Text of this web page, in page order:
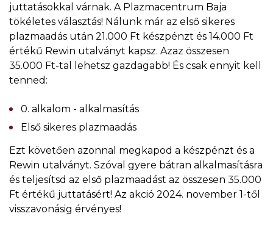
juttatásokkal várnak. A Plazmacentrum Baja
tökéletes választás! Nálunk már az első sikeres
plazmaadás után 21.000 Ft készpénzt és 14.000 Ft
értékű Rewin utalványt kapsz. Azaz összesen
35.000 Ft-tal lehetsz gazdagabb! És csak ennyit kell
tenned:
0. alkalom - alkalmasítás
Első sikeres plazmaadás
Ezt követően azonnal megkapod a készpénzt és a
Rewin utalványt. Szóval gyere bátran alkalmasításra
és teljesítsd az első plazmaadást az összesen 35.000
Ft értékű juttatásért! Az akció 2024. november 1-től
visszavonásig érvényes!